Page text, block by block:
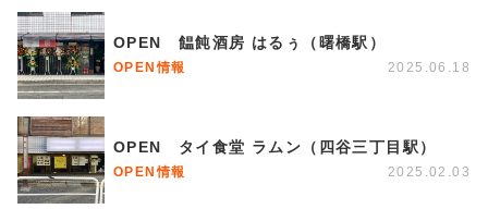
OPEN 饂飩酒房 はるぅ（曙橋駅）
OPEN情報 2025.06.18
OPEN タイ食堂 ラムン（四谷三丁目駅）
OPEN情報 2025.02.03